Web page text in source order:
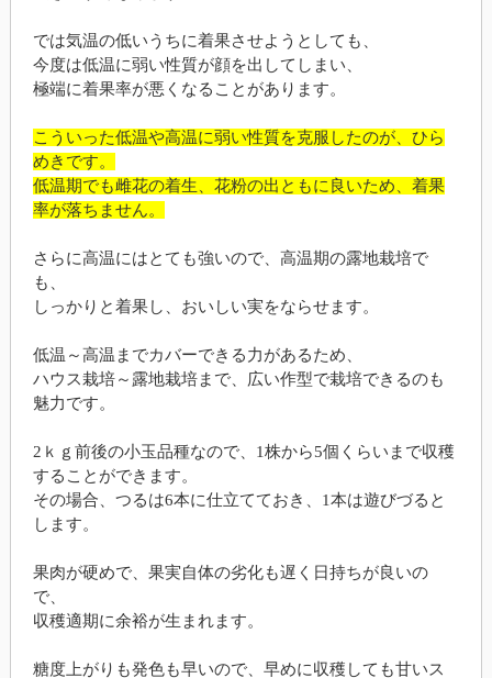
では気温の低いうちに着果させようとしても、
今度は低温に弱い性質が顔を出してしまい、
極端に着果率が悪くなることがあります。
こういった低温や高温に弱い性質を克服したのが、ひら
めきです。
低温期でも雌花の着生、花粉の出ともに良いため、着果
率が落ちません。
さらに高温にはとても強いので、高温期の露地栽培で
も、
しっかりと着果し、おいしい実をならせます。
低温～高温までカバーできる力があるため、
ハウス栽培～露地栽培まで、広い作型で栽培できるのも
魅力です。
2ｋｇ前後の小玉品種なので、1株から5個くらいまで収穫
することができます。
その場合、つるは6本に仕立てておき、1本は遊びづると
します。
果肉が硬めで、果実自体の劣化も遅く日持ちが良いの
で、
収穫適期に余裕が生まれます。
糖度上がりも発色も早いので、早めに収穫しても甘いス